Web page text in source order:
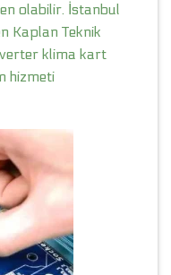
olabilir. İstanbul
Kaplan Teknik
klima kart
hizmeti